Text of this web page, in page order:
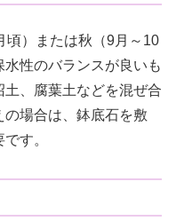
頃）または秋（9月～10
性のバランスが良いも
、腐葉土などを混ぜ合
場合は、鉢底石を敷
す。